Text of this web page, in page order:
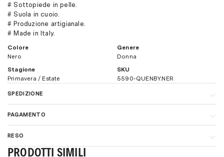
# Sottopiede in pelle.
# Suola in cuoio.
# Produzione artigianale.
# Made in Italy.
Colore
Nero
Genere
Donna
Stagione
Primavera / Estate
SKU
5590-QUENBY.NER
SPEDIZIONE
tempi di consegna sono di 1-3 giorni lavorativi. Per maggiori
dettagli sui costi di spedizioneclicca qui.
"Spedizioni e consegne
PAGAMENTO
acquisto consigliamo il pagamento con carta di credito (è
estremamente sicuro e nessun dato della carta di credito verrà
RESO
Procedura di reso o cambio misura facile e veloce, per maggiori
PRODOTTI SIMILI